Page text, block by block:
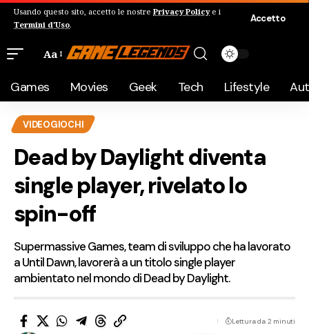
Usando questo sito, accetto le nostre Privacy Policye i
Termini d'Uso.
Accetto
Aa
Games Movies Geek Tech Lifestyle
VIDEOGIOCHI
Dead by Daylight diventa
single player, rivelato lo
spin-off
Supermassive Games, team di sviluppo che ha lavorato
a Until Dawn, lavorerà a un titolo single player
ambientato nel mondo di Dead by Daylight.
Lettura da 2 minuti